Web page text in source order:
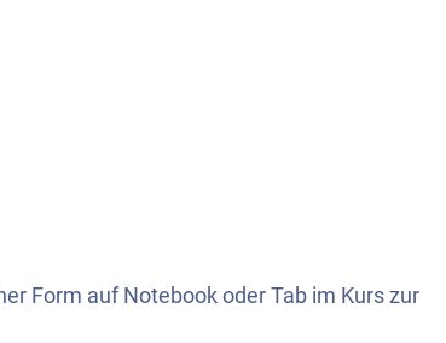
Form auf Notebook oder Tab im Kurs zur